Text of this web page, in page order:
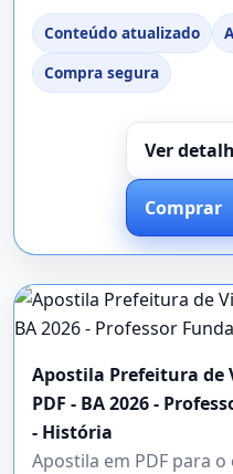
Conteúdo atualizado
Compra segura
Ver
Comprar
Apostila Prefeitura de
PDF - BA 2026 -
- História
Apostila em PDF para